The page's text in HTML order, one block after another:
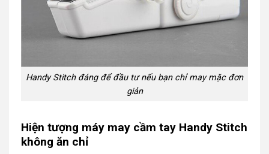
Handy Stitch đáng để đầu tư nếu bạn chỉ may mặc đơn
giản
Hiện tượng máy may cầm tay Handy Stitch
không ăn chỉ